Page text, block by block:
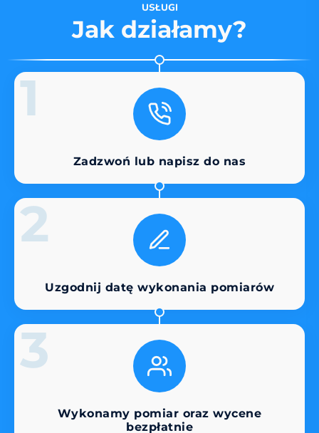
USŁUGI
Jak działamy?
Zadzwoń lub napisz do nas
1
Uzgodnij datę wykonania pomiarów
2
Wykonamy pomiar oraz wycene
bezpłatnie
3